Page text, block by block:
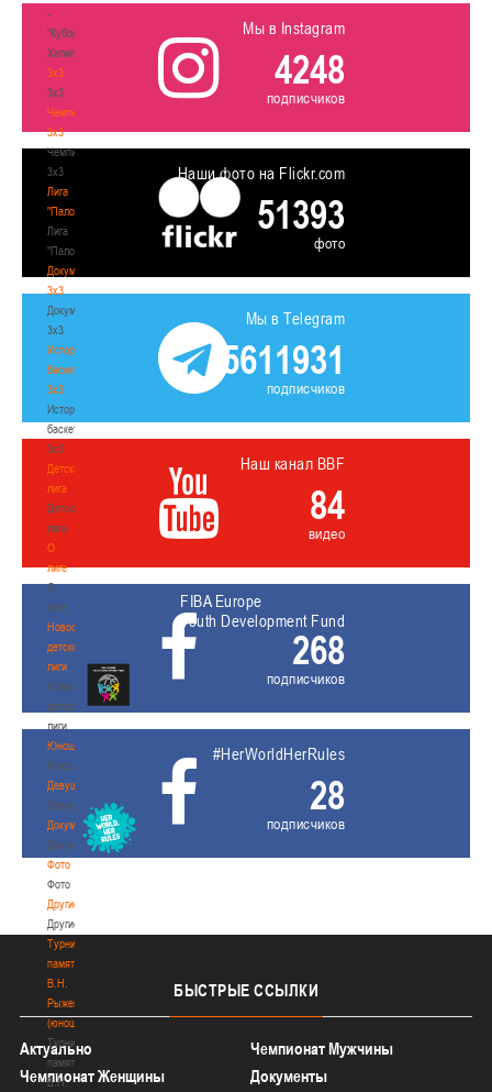
-
"Кубок
Халипского"
3x3
3x3
Чемпионат
3х3
Чемпионат
3х3
Лига
"Палова"
Лига
"Палова"
Документы
3х3
Документы
3х3
История
баскетбола
3х3
История
баскетбола
3х3
Детская
лига
Детская
лига
О
лиге
О
лиге
Новости
детской
лиги
Новости
детской
лиги
Юноши
Юноши
Девушки
Девушки
Документы
Документы
Фото
Фото
Другие
Другие
Турнир
памяти
В.Н.
Рыженкова
(юноши)
Турнир
памяти
В.Н.
Мы в Instagram
4248
подписчиков
Наши фото на Flickr.com
51393
фото
Мы в Telegram
5611931
подписчиков
Наш канал BBF
84
видео
FIBA Europe
Youth Development Fund
268
подписчиков
#HerWorldHerRules
28
подписчиков
БЫСТРЫЕ ССЫЛКИ
Актуально
Чемпионат Мужчины
Чемпионат Женщины
Документы